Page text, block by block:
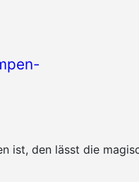
ist, den lässt die